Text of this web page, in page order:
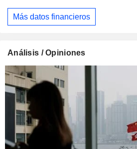
Más datos financieros
Análisis / Opiniones